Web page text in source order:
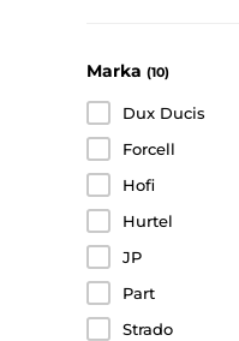
Marka (10)
Dux Ducis
Forcell
Hofi
Hurtel
JP
Part
Strado